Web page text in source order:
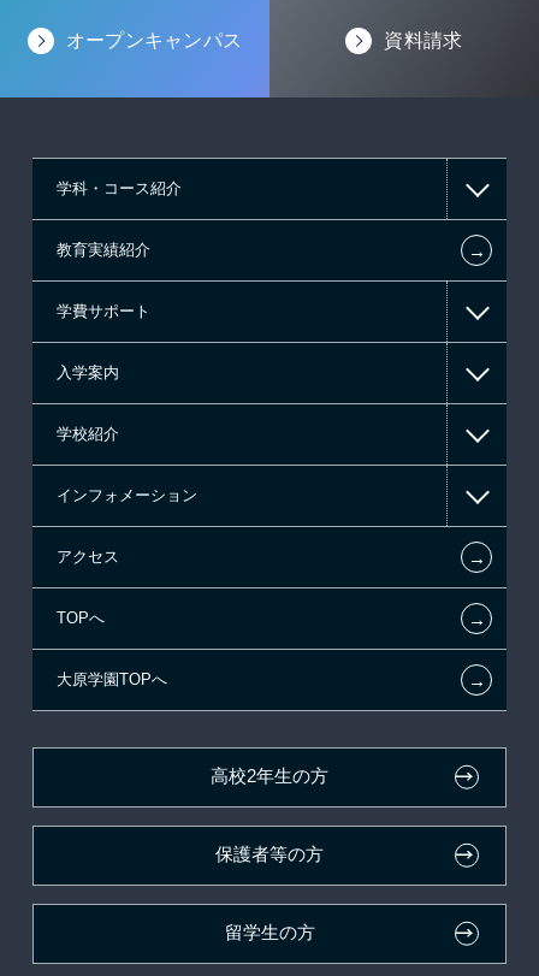
オープンキャンパス 資料請求
学科・コース紹介
情報IT系
ゲーム系
東京経営大学 学士取得コース
教育実績紹介 ←
学費サポート
高等教育の修学支援新制度
日本学生支援機構の奨学金
国の教育ローン
提携教育ローン
新聞奨学生
試験による特待生制度
入学案内
一般入学
AO入学
指定校推薦入学
指定校自己推薦入学
特別推薦入学
生徒会活動推薦入学
在校生・卒業生紹介推薦入学
学校紹介
在校生からあなたへ
施設・研修所
学生寮・マンションのご案内
大原の資格サポート制度
インフォメーション
お知らせ・新着情報
採用ご担当の方
アクセス ←
TOPへ ←
大原学園TOPへ ←
高校2年生の方
保護者等の方
留学生の方